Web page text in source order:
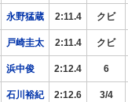
永野猛蔵 2:11.4 クビ
戸崎圭太 2:11.4 クビ
浜中俊 2:12.4 6
石川裕紀 2:12.6 3/4